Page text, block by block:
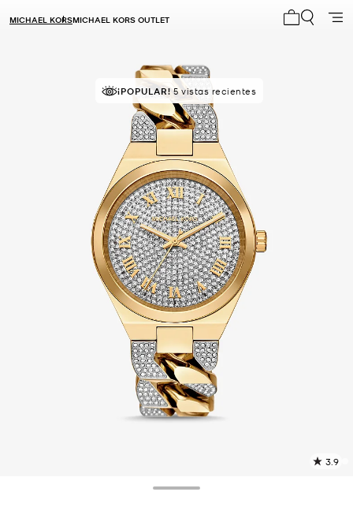
MICHAEL KORSMICHAEL KORS OUTLET
¡POPULAR!5 vistas recientes
3.9